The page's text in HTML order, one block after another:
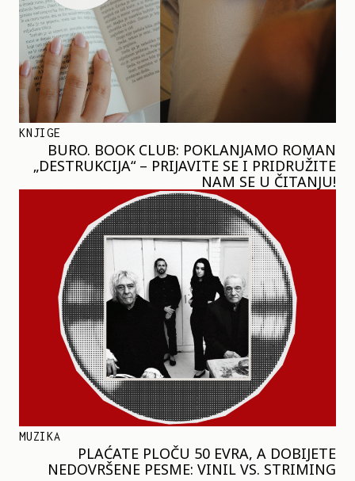
KNJIGE
BURO. BOOK CLUB: POKLANJAMO ROMAN
„DESTRUKCIJA“ – PRIJAVITE SE I PRIDRUŽITE
NAM SE U ČITANJU!
MUZIKA
PLAĆATE PLOČU 50 EVRA, A DOBIJETE
NEDOVRŠENE PESME: VINIL VS. STRIMING